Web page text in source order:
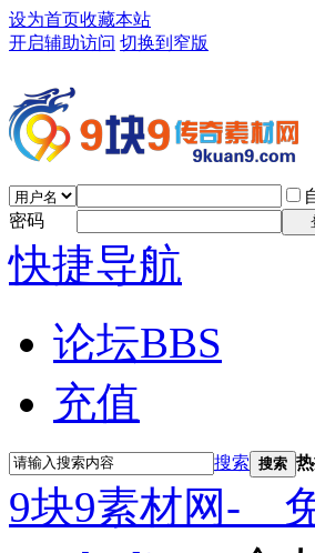
设为首页收藏本站
开启辅助访问 切换到窄版
密码
快捷导航
论坛BBS
充值
搜索 搜索
9块9素材网-＿